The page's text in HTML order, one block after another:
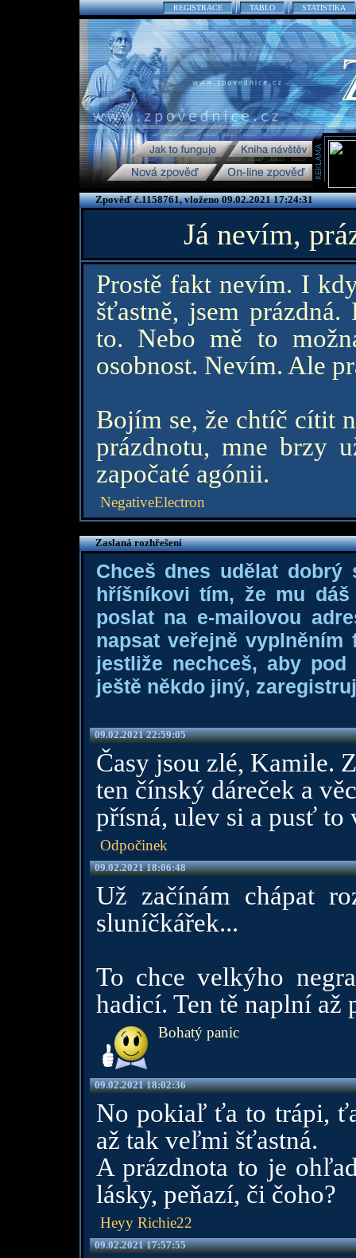
REGISTRACE TABLO STATISTIKA
Zpověď č.1158761, vloženo 09.02.2021 17:24:31
Já nevím,
Prostě fakt nevím. I
šťastně, jsem
to. Nebo mě to
osobnost. Nevím. Ale
Bojím se, že chtíč cítit
prázdnotu, mne brzy
započaté agónii.
NegativeElectron
Zaslaná rozhřešení
Chceš dnes udělat dobrý
hříšníkovi tím, že mu
poslat na e-mailovou
napsat veřejně
jestliže nechceš, aby
ještě někdo jiný,
09.02.2021 22:59:05
Časy jsou zlé, Kamile.
ten čínský dáreček a
přísná, ulev si a pusť to
Odpočinek
09.02.2021 18:06:48
Už začínám chápat
sluníčkářek...
To chce velkýho
hadicí. Ten tě naplní až
Bohatý panic
09.02.2021 18:02:36
No pokiaľ ťa to trápi,
až tak veľmi šťastná.
A prázdnota to je
lásky, peňazí, či čoho?
Heyy Richie22
09.02.2021 17:57:55